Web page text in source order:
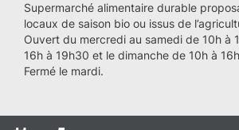
Supermarché alimentaire durable
locaux de saison bio ou issus de
Ouvert du mercredi au samedi de 10h à
16h à 19h30 et le dimanche de 10h à
Fermé le mardi.